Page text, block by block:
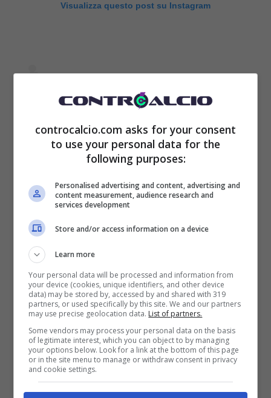
Visualizza questo post su Instagram
controcalcio.com asks for your consent
to use your personal data for the
following purposes:
Personalised advertising and content, advertising and
content measurement, audience research and
services development
Store and/or access information on a device
Learn more
Your personal data will be processed and information from
your device (cookies, unique identifiers, and other device
data) may be stored by, accessed by and shared with 319
partners, or used specifically by this site. We and our partners
may use precise geolocation data. List of partners.
Some vendors may process your personal data on the basis
of legitimate interest, which you can object to by managing
your options below. Look for a link at the bottom of this page
or in the site menu to manage or withdraw consent in privacy
and cookie settings.